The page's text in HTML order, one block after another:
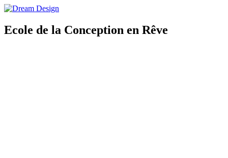
Skip
content
Ecole de la Conception en Rêve